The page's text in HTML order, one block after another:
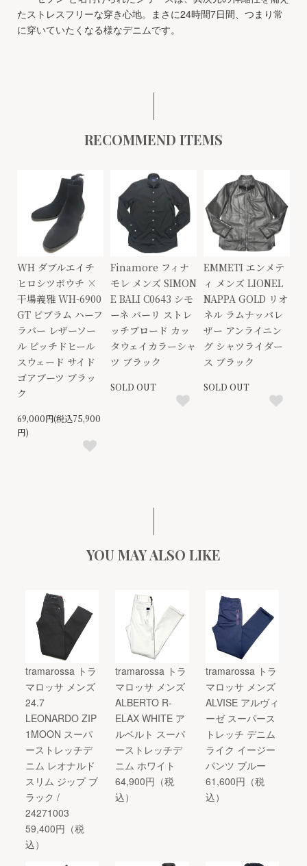
たストレスフリーな穿き心地。まさに24時間7日間、つまり常
に穿いていたくなる様なデニムです。
RECOMMEND ITEMS
WH ダブルエイチ
ヒロシツボウチ ×
干場義雅 WH-6900
GT ビブラム ハーフ
ラバー レザーソー
ル ピッチドヒール
スウェード サイド
ゴアブーツ ブラッ
ク
69,000円(税込75,900
円)
Finamore フィナ
モレ メンズ SIMON
E BALI C0643 シモ
ーネ バーリ ストレ
ッチブロード カッ
タウェイカラーシャ
ツ ブラック
SOLD OUT
EMMETI エンメテ
ィ メンズ LIONEL
NAPPA GOLD リオ
ネル ラムナッパレ
ザー アンライニン
グ シャツライダー
ス ブラック
SOLD OUT
YOU MAY ALSO LIKE
tramarossa トラ
マロッサ メンズ
24.7
LEONARDO ZIP
1MOON スーパ
ーストレッチデ
ニム レオナルド
スリム ジップ ブ
ラック /
24271003
59,400円（税
込）
tramarossa トラ
マロッサ メンズ
ALBERTO R-
ELAX WHITE ア
ルベルト スーパ
ーストレッチデ
ニム ホワイト
64,900円（税
込）
tramarossa トラ
マロッサ メンズ
ALVISE アルヴィ
ーゼ スーパース
トレッチ デニム
ライク イージー
パンツ ブルー
61,600円（税
込）